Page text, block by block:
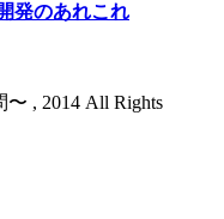
発のあれこれ
, 2014 All Rights